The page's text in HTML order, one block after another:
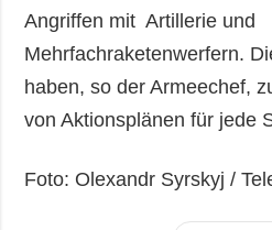
Angriffen mit Artillerie und
Mehrfachraketenwerfern.
haben, so der Armeechef,
von Aktionsplänen für jede
Foto: Olexandr Syrskyj /